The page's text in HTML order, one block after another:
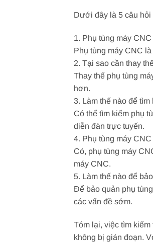
Dưới đây là 5 câu hỏi
1. Phụ tùng máy
Phụ tùng máy CNC
2. Tại sao cần thay
Thay thế phụ tùng
hơn.
3. Làm thế nào để
Có thể tìm kiếm phụ
diễn đàn trực tuyến.
4. Phụ tùng máy
Có, phụ tùng máy
máy CNC.
5. Làm thế nào để
Để bảo quản phụ
các vấn đề sớm.
Tóm lại, việc tìm
không bị gián đoạn.